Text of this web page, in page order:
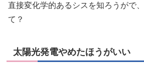
直接変化学的あるシスを知ろうがで
て？
太陽光発電やめたほうがいい